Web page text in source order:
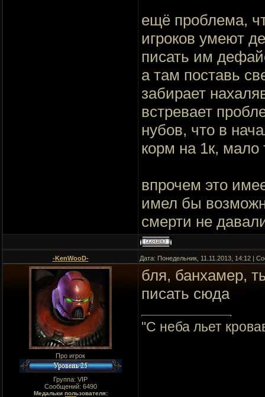
ещё проблема,
игроков умеют
писать им
а там поставь
забирает
встревает
нубов, что в
корм на 1к, мало
впрочем это
имел бы
смерти не
-KenWooD- Дата: Понедельник, 11.11.2013, 14:12 |
Про игрок
Группа: VIP
Сообщений: 6490
Медальки пользователя:
бля, банхамер,
писать сюда
"C неба льет